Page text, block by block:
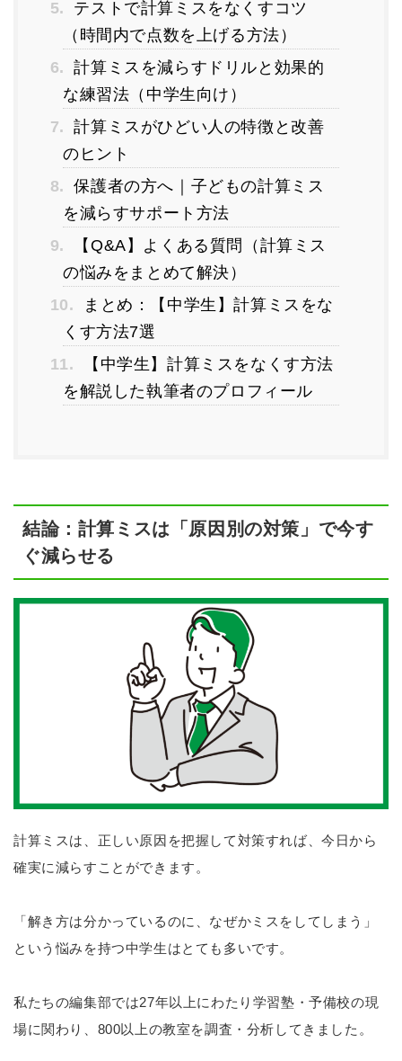
5.
テストで計算ミスをなくすコツ
（時間内で点数を上げる方法）
6. 計算ミスを減らすドリルと効果的
な練習法（中学生向け）
7. 計算ミスがひどい人の特徴と改善
のヒント
8. 保護者の方へ｜子どもの計算ミス
を減らすサポート方法
9.
【Q&A】よくある質問（計算ミス
の悩みをまとめて解決）
10.
まとめ：【中学生】計算ミスをな
くす方法7選
11.
【中学生】計算ミスをなくす方法
を解説した執筆者のプロフィール
結論：計算ミスは「原因別の対策」で今す
ぐ減らせる
計算ミスは、正しい原因を把握して対策すれば、今日から
確実に減らすことができます。
「解き方は分かっているのに、なぜかミスをしてしまう」
という悩みを持つ中学生はとても多いです。
私たちの編集部では27年以上にわたり学習塾・予備校の現
場に関わり、800以上の教室を調査・分析してきました。